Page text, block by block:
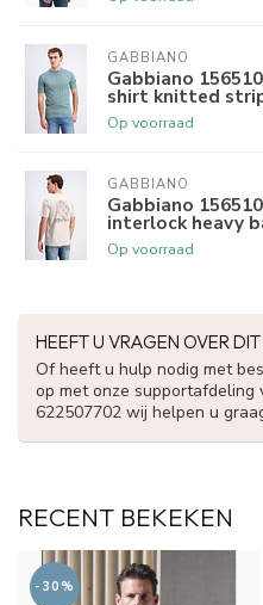
GABBIANO
Gabbiano
shirt knitted
Op voorraad
GABBIANO
Gabbiano
interlock heavy
Op voorraad
HEEFT U VRAGEN OVER
Of heeft u hulp nodig met
op met onze supportafdeling
622507702 wij helpen u
RECENT BEKEKEN
-30%